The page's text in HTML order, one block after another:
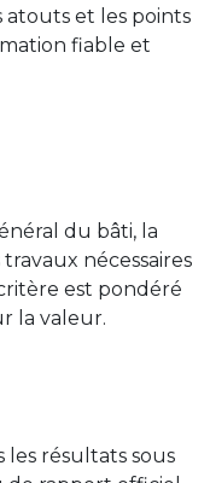
et les points
fiable et
du bâti, la
nécessaires
est pondéré
la valeur.
les résultats sous